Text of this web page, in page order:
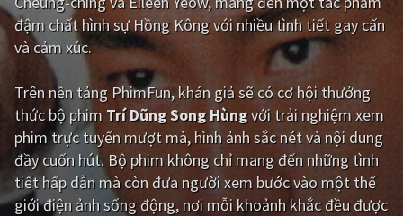
Âu - Mỹ Trung Quốc - Hồng Kông
Hàn Quốc
Ấn Độ Việt Nam
Tổng hợp
CẬP NHẬT
đậm chất hình sự Hồng Kông với nhiều tình tiết gay cấn
và cảm xúc.
Trên nền tảngPhimFun, khán giả sẽ có cơ hội thưởng
thức bộ phim Trí Dũng Song Hùngvới trải nghiệm xem
phim trực tuyến mượt mà, hình ảnh sắc nét và nội dung
đầy cuốn hút. Bộ phim không chỉ mang đến những tình
tiết hấp dẫn mà còn đưa người xem bước vào một thế
giới điện ảnh sống động, nơi mỗi khoảnh khắc đều được